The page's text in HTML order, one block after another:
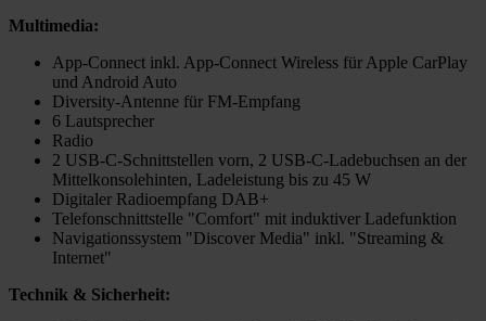
Multimedia:
App-Connect inkl. App-Connect Wireless für Apple CarPlay
und Android Auto
Diversity-Antenne für FM-Empfang
6 Lautsprecher
Radio
2 USB-C-Schnittstellen vorn, 2 USB-C-Ladebuchsen an der
Mittelkonsolehinten, Ladeleistung bis zu 45 W
Digitaler Radioempfang DAB+
Telefonschnittstelle "Comfort" mit induktiver Ladefunktion
Navigationssystem "Discover Media" inkl. "Streaming &
Internet"
Technik & Sicherheit: